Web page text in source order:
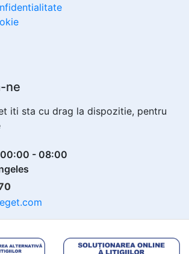
ne
iti sta cu drag la dispozitie, pentru
00:00 - 08:00